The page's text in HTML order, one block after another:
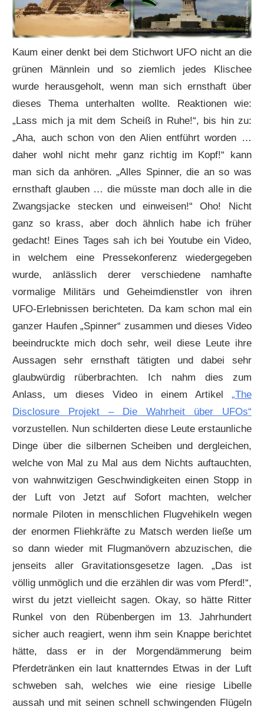
Kaum einer denkt bei dem Stichwort UFO nicht an die
grünen Männlein und so ziemlich jedes Klischee
wurde herausgeholt, wenn man sich ernsthaft über
dieses Thema unterhalten wollte. Reaktionen wie:
„Lass mich ja mit dem Scheiß in Ruhe!“, bis hin zu:
„Aha, auch schon von den Alien entführt worden …
daher wohl nicht mehr ganz richtig im Kopf!“ kann
man sich da anhören. „Alles Spinner, die an so was
ernsthaft glauben … die müsste man doch alle in die
Zwangsjacke stecken und einweisen!“ Oho! Nicht
ganz so krass, aber doch ähnlich habe ich früher
gedacht! Eines Tages sah ich bei Youtube ein Video,
in welchem eine Pressekonferenz wiedergegeben
wurde, anlässlich derer verschiedene namhafte
vormalige Militärs und Geheimdienstler von ihren
UFO-Erlebnissen berichteten. Da kam schon mal ein
ganzer Haufen „Spinner“ zusammen und dieses Video
beeindruckte mich doch sehr, weil diese Leute ihre
Aussagen sehr ernsthaft tätigten und dabei sehr
glaubwürdig rüberbrachten. Ich nahm dies zum
Anlass, um dieses Video in einem Artikel „The
Disclosure Projekt – Die Wahrheit über UFOs“
vorzustellen. Nun schilderten diese Leute erstaunliche
Dinge über die silbernen Scheiben und dergleichen,
welche von Mal zu Mal aus dem Nichts auftauchten,
von wahnwitzigen Geschwindigkeiten einen Stopp in
der Luft von Jetzt auf Sofort machten, welcher
normale Piloten in menschlichen Flugvehikeln wegen
der enormen Fliehkräfte zu Matsch werden ließe um
so dann wieder mit Flugmanövern abzuzischen, die
jenseits aller Gravitationsgesetze lagen. „Das ist
völlig unmöglich und die erzählen dir was vom Pferd!“,
wirst du jetzt vielleicht sagen. Okay, so hätte Ritter
Runkel von den Rübenbergen im 13. Jahrhundert
sicher auch reagiert, wenn ihm sein Knappe berichtet
hätte, dass er in der Morgendämmerung beim
Pferdetränken ein laut knatterndes Etwas in der Luft
schweben sah, welches wie eine riesige Libelle
aussah und mit seinen schnell schwingenden Flügeln